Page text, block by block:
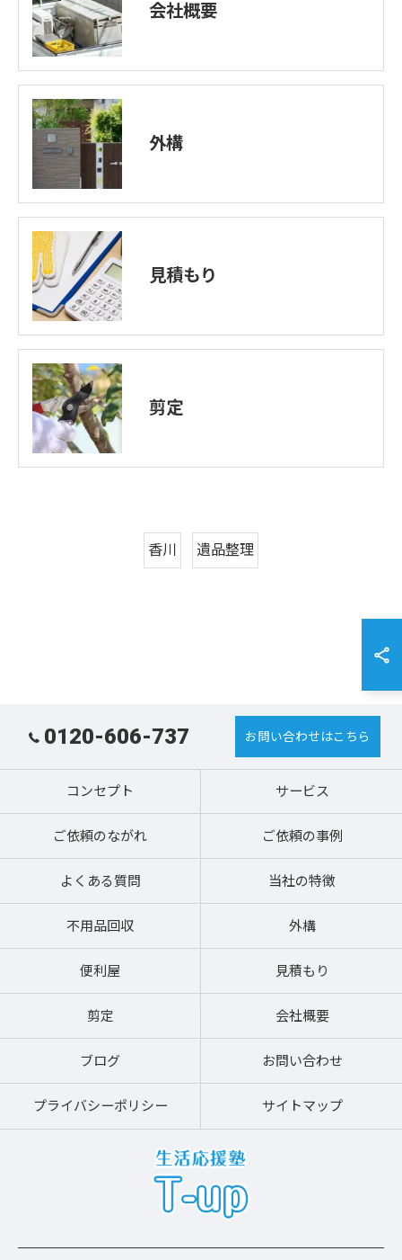
会社概要
外構
見積もり
剪定
香川 遺品整理
0120-606-737 お問い合わせはこちら
コンセプト サービス
ご依頼のながれ ご依頼の事例
よくある質問 当社の特徴
不用品回収 外構
便利屋 見積もり
剪定 会社概要
ブログ お問い合わせ
プライバシーポリシー サイトマップ